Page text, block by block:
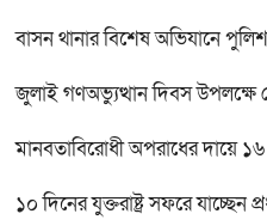
বাসন থানার বিশেষ অভিযানে
জুলাই গণঅভ্যুত্থান দিবস উপলক্ষে
মানবতাবিরোধী অপরাধের দায়ে
১০ দিনের যুক্তরাষ্ট্র সফরে যাচ্ছেন